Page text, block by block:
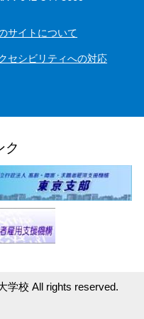
サイトについて
セシビリティへの対応
ク
学校 All rights reserved.